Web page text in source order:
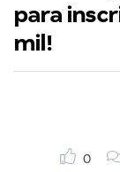
para
mil!
0